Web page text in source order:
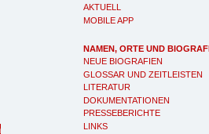
AKTUELL
MOBILE APP
NAMEN, ORTE UND
NEUE BIOGRAFIEN
GLOSSAR UND ZEITLEISTEN
LITERATUR
DOKUMENTATIONEN
PRESSEBERICHTE
LINKS